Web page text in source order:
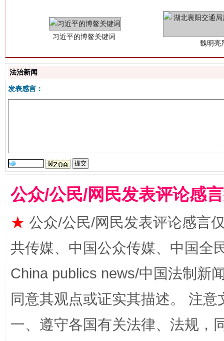
揭批美国五大"原罪" "
法治新闻
发表感言：
公众/公民/网民发表评论感
★ 公众/公民/网民发表评论感言
共传媒、中国公众传媒、中国全
China publics news/中国法制新
同意其观点或证实其描述。 注
一、遵守各国有关法律、法规，